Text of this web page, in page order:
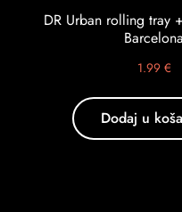
DR Urban rolling tray
Barcelona
1.99 €
Dodaj u